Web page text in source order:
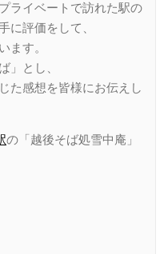
ライベートで訪れた駅の
に評価をして、
ます。
」とし、
た感想を皆様にお伝えし
の「越後そば処雪中庵」